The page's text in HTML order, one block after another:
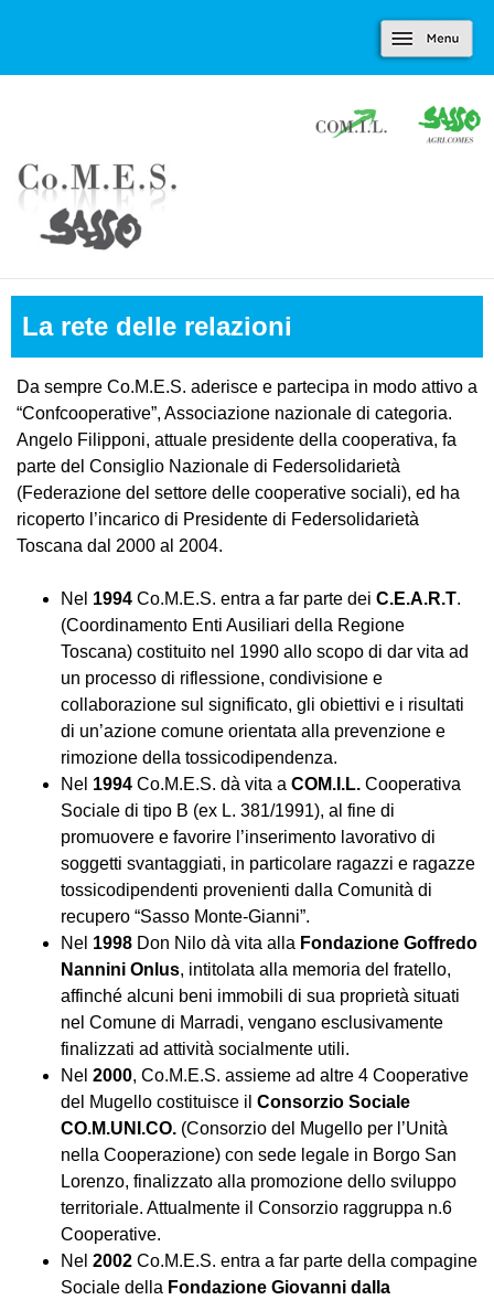
La rete delle relazioni
Da sempre Co.M.E.S. aderisce e partecipa in modo attivo a
“Confcooperative”, Associazione nazionale di categoria.
Angelo Filipponi, attuale presidente della cooperativa, fa
parte del Consiglio Nazionale di Federsolidarietà
(Federazione del settore delle cooperative sociali), ed ha
ricoperto l’incarico di Presidente di Federsolidarietà
Toscana dal 2000 al 2004.
Nel 1994 Co.M.E.S. entra a far parte dei C.E.A.R.T.
(Coordinamento Enti Ausiliari della Regione
Toscana) costituito nel 1990 allo scopo di dar vita ad
un processo di riflessione, condivisione e
collaborazione sul significato, gli obiettivi e i risultati
di un’azione comune orientata alla prevenzione e
rimozione della tossicodipendenza.
Nel 1994 Co.M.E.S. dà vita a COM.I.L. Cooperativa
Sociale di tipo B (ex L. 381/1991), al fine di
promuovere e favorire l’inserimento lavorativo di
soggetti svantaggiati, in particolare ragazzi e ragazze
tossicodipendenti provenienti dalla Comunità di
recupero “Sasso Monte-Gianni”.
Nel 1998 Don Nilo dà vita alla Fondazione Goffredo
Nannini Onlus, intitolata alla memoria del fratello,
affinché alcuni beni immobili di sua proprietà situati
nel Comune di Marradi, vengano esclusivamente
finalizzati ad attività socialmente utili.
Nel 2000, Co.M.E.S. assieme ad altre 4 Cooperative
del Mugello costituisce il Consorzio Sociale
CO.M.UNI.CO. (Consorzio del Mugello per l’Unità
nella Cooperazione) con sede legale in Borgo San
Lorenzo, finalizzato alla promozione dello sviluppo
territoriale. Attualmente il Consorzio raggruppa n.6
Cooperative.
Nel 2002 Co.M.E.S. entra a far parte della compagine
Sociale della Fondazione Giovanni dalla